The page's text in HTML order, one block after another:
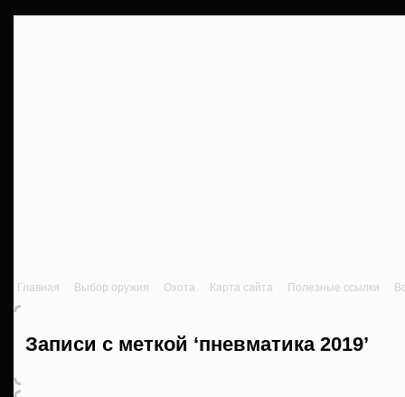
Главная Выбор оружия Охота Карта сайта Полезные ссылки
Записи с меткой ‘пневматика 2019’